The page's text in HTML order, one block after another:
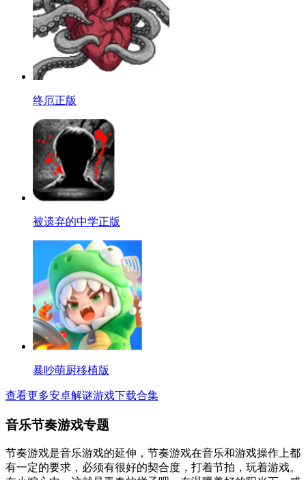
终厄正版
被遗弃的中学正版
暴吵萌厨移植版
查看更多安卓解谜游戏下载合集
音乐节奏游戏专题
节奏游戏是音乐游戏的延伸，节奏游戏在音乐和游戏操作上都
有一定的要求，必须有很好的契合度，打着节拍，玩着游戏。